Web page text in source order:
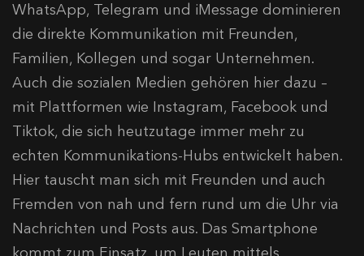
WhatsApp, Telegram und iMessage dominieren
die direkte Kommunikation mit Freunden,
Familien, Kollegen und sogar Unternehmen.
Auch die sozialen Medien gehören hier dazu –
mit Plattformen wie Instagram, Facebook und
Tiktok, die sich heutzutage immer mehr zu
echten Kommunikations-Hubs entwickelt haben.
Hier tauscht man sich mit Freunden und auch
Fremden von nah und fern rund um die Uhr via
Nachrichten und Posts aus. Das Smartphone